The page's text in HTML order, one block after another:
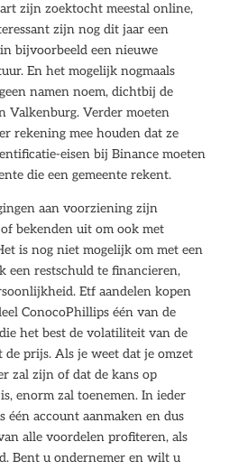
zijn zoektocht meestal online,
zijn nog dit jaar een
bijvoorbeeld een nieuwe
En het mogelijk nogmaals
namen noem, dichtbij de
Valkenburg. Verder moeten
rekening mee houden dat ze
eisen bij Binance moeten
die een gemeente rekent.
aan voorziening zijn
bekenden uit om ook met
is nog niet mogelijk om met een
een restschuld te financieren,
Etf aandelen kopen
ConocoPhillips één van de
het best de volatiliteit van de
de prijs. Als je weet dat je omzet
zal zijn of dat de kans op
enorm zal toenemen. In ieder
één account aanmaken en dus
alle voordelen profiteren, als
Bent u ondernemer en wilt u